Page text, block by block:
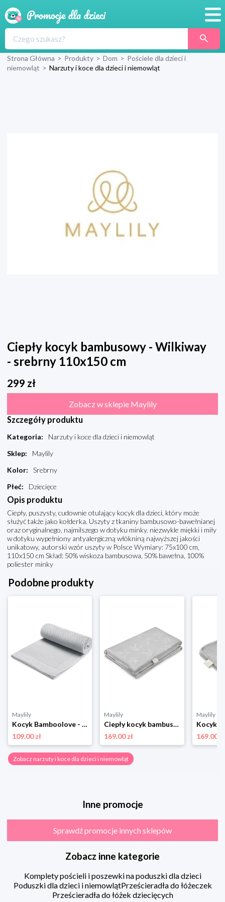
Produkty
Strona Główna > Produkty > Dom > Pościele dla dzieci i
niemowląt > Narzuty i koce dla dzieci i niemowląt
Ciepły kocyk bambusowy - Wilkiway
- srebrny 110x150 cm
299 zł
Zobacz w sklepie Maylily
Szczegóły produktu
Kategoria:
Narzuty i koce dla dzieci i niemowląt
Sklep:
Maylily
Kolor:
Srebrny
Płeć: Dziecięce
Opis produktu
Ciepły, puszysty, cudownie otulający kocyk dla dzieci, który może
służyć także jako kołderka. Uszyty z tkaniny bambusowo-bawełnianej
oraz oryginalnego, najmilszego w dotyku minky. niezwykle miękki i miły
w dotyku wypełniony antyalergiczną włókniną najwyższej jakości
unikatowy, autorski wzór uszyty w Polsce Wymiary: 75x100 cm,
110x150 cm Skład: 50% wiskoza bambusowa, 50% bawełna, 100%
poliester minky
Podobne produkty
Maylily
Kocyk Bamboolove - srebrny - OUTLET
109.00 zł
Maylily
Ciepły kocyk bambusowy - Jaskółki - srebrny
169.00 zł
Maylily
169.00 zł
Zobacz narzuty i koce dla dzieci i niemowląt
Inne promocje
Sprawdź promocje innych sklepów
Zobacz inne kategorie
Komplety pościeli i poszewki na poduszki dla dzieci
Poduszki dla dzieci i niemowlątPrześcieradła do łóżeczek
Prześcieradła do łóżek dziecięcych